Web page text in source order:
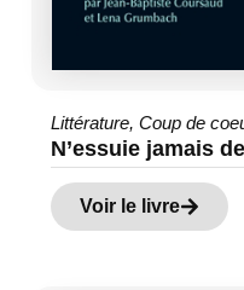
Littérature, Coup de
N’essuie jamais
Voir le livre